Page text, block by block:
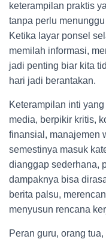
keterampilan praktis
tanpa perlu
Ketika layar ponsel
memilah informasi,
jadi penting biar kita
hari jadi berantakan.
Keterampilan inti
media, berpikir kritis,
finansial, manajemen
semestinya masuk
dianggap sederhana,
dampaknya bisa
berita palsu,
menyusun rencana
Peran guru, orang